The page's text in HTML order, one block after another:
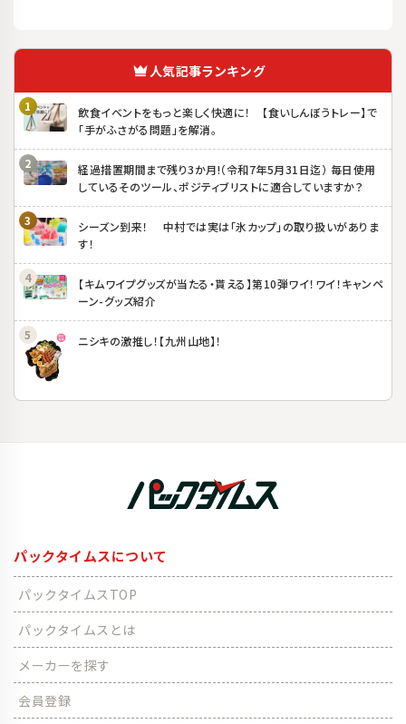
人気記事ランキング
飲食イベントをもっと楽しく快適に！ 【食いしんぼうトレー】で
「手がふさがる問題」を解消。
経過措置期間まで残り3か月!（令和7年5月31日迄） 毎日使用
しているそのツール、ポジティブリストに適合していますか？
シーズン到来！ 中村では実は「氷カップ」の取り扱いがありま
す！
【キムワイプグッズが当たる・貰える】第10弾ワイ！ワイ！キャンペ
ーン-グッズ紹介
ニシキの激推し！【九州山地】！
パックタイムスについて
パックタイムスTOP
パックタイムスとは
メーカーを探す
会員登録